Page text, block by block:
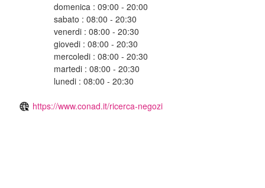
domenica : 09:00 - 20:00
sabato : 08:00 - 20:30
venerdi : 08:00 - 20:30
giovedi : 08:00 - 20:30
mercoledi : 08:00 - 20:30
martedi : 08:00 - 20:30
lunedi : 08:00 - 20:30
https://www.conad.it/ricerca-negozi